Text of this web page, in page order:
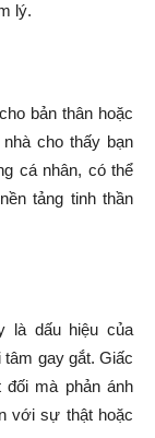
lý.
bản thân hoặc
cho thấy bạn
cá nhân, có thể
tảng tinh thần
là dấu hiệu của
tâm gay gắt. Giấc
mà phản ánh
với sự thật hoặc